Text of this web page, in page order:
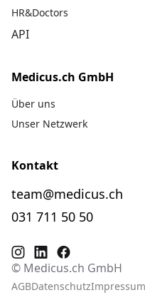
HR&Doctors
API
Medicus.ch GmbH
Über uns
Unser Netzwerk
Kontakt
team@medicus.ch
031 711 50 50
© Medicus.ch GmbH
AGBDatenschutzImpressum